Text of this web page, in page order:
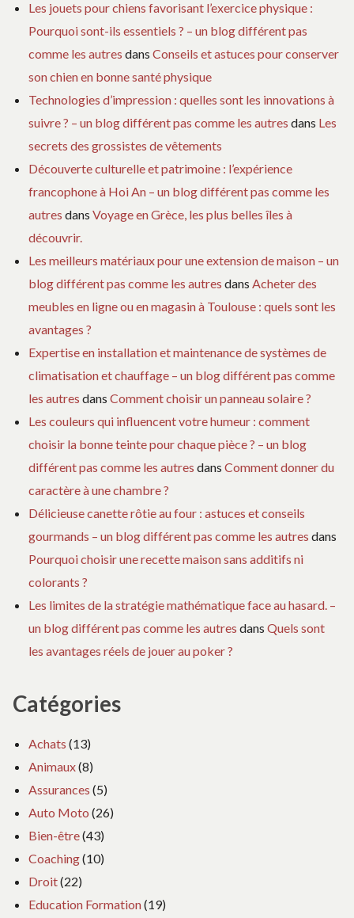
Les jouets pour chiens favorisant l’exercice physique :
Pourquoi sont-ils essentiels ? – un blog différent pas
comme les autres dans Conseils et astuces pour conserver
son chien en bonne santé physique
Technologies d’impression : quelles sont les innovations à
suivre ? – un blog différent pas comme les autres dans Les
secrets des grossistes de vêtements
Découverte culturelle et patrimoine : l’expérience
francophone à Hoi An – un blog différent pas comme les
autres dans Voyage en Grèce, les plus belles îles à
découvrir.
Les meilleurs matériaux pour une extension de maison – un
blog différent pas comme les autres dans Acheter des
meubles en ligne ou en magasin à Toulouse : quels sont les
avantages ?
Expertise en installation et maintenance de systèmes de
climatisation et chauffage – un blog différent pas comme
les autres dans Comment choisir un panneau solaire ?
Les couleurs qui influencent votre humeur : comment
choisir la bonne teinte pour chaque pièce ? – un blog
différent pas comme les autres dans Comment donner du
caractère à une chambre ?
Délicieuse canette rôtie au four : astuces et conseils
gourmands – un blog différent pas comme les autres dans
Pourquoi choisir une recette maison sans additifs ni
colorants ?
Les limites de la stratégie mathématique face au hasard. –
un blog différent pas comme les autres dans Quels sont
les avantages réels de jouer au poker ?
Catégories
Achats (13)
Animaux(8)
Assurances (5)
Auto Moto (26)
Bien-être(43)
Coaching(10)
Droit(22)
Education Formation(19)